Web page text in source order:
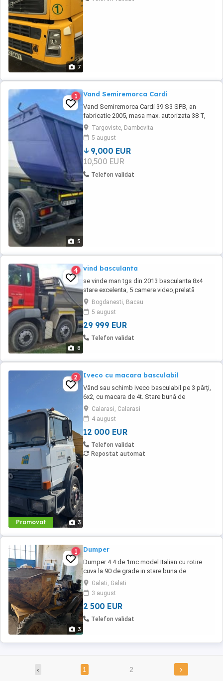
7
5
1 Vand Semiremorca Cardi
Vand Semiremorca Cardi 39 S3 SPB, an
fabricatie 2005, masa max. autorizata 38 T,
pret 9000 eur (tva inclus). Tel. contact -
Coman (Vacoman Expert 2012 SRL)
Targoviste, Dambovita
5 august
9,000 EUR
10,500 EUR
Telefon validat
8
4 vind basculanta
se vinde man tgs din 2013 basculanta 8x4
stare excelenta, 5 camere video,prelată
automatacauciucurisi baterii noi,300 mii km la
bord !Full option, full service histori de nou!
Bogdanesti, Bacau
5 august
29 999 EUR
Telefon validat
Promovat 3
2 Iveco cu macara basculabil
Vând sau schimb Iveco basculabil pe 3 părți,
6x2, cu macara de 4t. Stare bună de
funcționare.
Calarasi, Calarasi
4 august
12 000 EUR
Telefon validat
Repostat automat
3
1 Dumper
Dumper 4 4 de 1mc model Italian cu rotire
cuva la 90 de grade in stare buna de
functionare. tel
Galati, Galati
3 august
2 500 EUR
Telefon validat
‹ 1 2 ›